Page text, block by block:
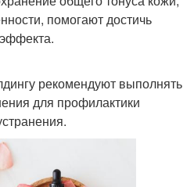
помогают достичь
рекомендуют выполнять
для профилактики